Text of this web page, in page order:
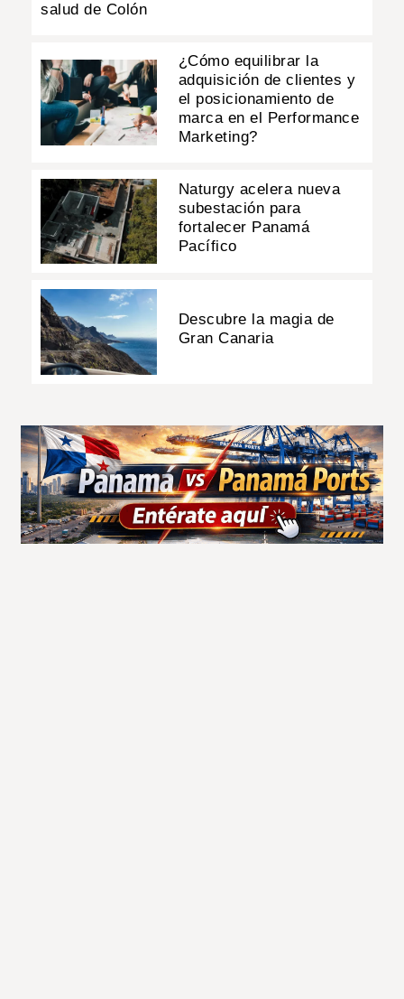
salud de Colón
¿Cómo equilibrar la
adquisición de clientes y
el posicionamiento de
marca en el Performance
Marketing?
Naturgy acelera nueva
subestación para
fortalecer Panamá
Pacífico
Descubre la magia de
Gran Canaria